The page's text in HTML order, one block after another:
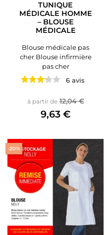
TUNIQUE
MÉDICALE HOMME
– BLOUSE
MÉDICALE
Blouse médicale pas
cher Blouse infirmière
pas cher
6 avis
à partir de Prix de base
12,04 €Prix
9,63 €
-20%